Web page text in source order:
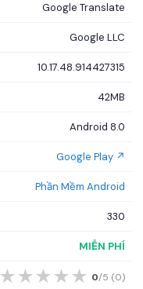
Google Translate
Google LLC
10.17.48.914427315
42MB
Android 8.0
Google Play ↗
Phần Mềm Android
330
MIỄN PHÍ
★ ★ ★ ★ ★ 0/5 (0)